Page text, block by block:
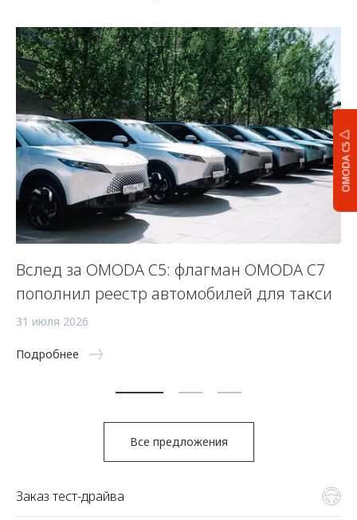
OMODA C5
Вслед за OMODA C5: флагман OMODA C7
пополнил реестр автомобилей для такси
31 июля 2026
Подробнее
Все предложения
Заказ тест-драйва